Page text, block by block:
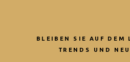
BLEIBEN SIE AUF DEM
TRENDS UND